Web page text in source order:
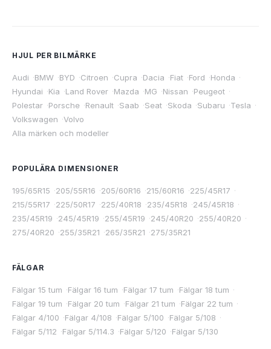
HJUL PER BILMÄRKE
Audi ·BMW ·BYD ·Citroen ·Cupra ·Dacia ·Fiat ·Ford ·Honda ·
Hyundai ·Kia ·Land Rover ·Mazda ·MG ·Nissan ·Peugeot ·
Polestar ·Porsche ·Renault ·Saab ·Seat ·Skoda ·Subaru ·Tesla ·
Volkswagen ·Volvo
Alla märken och modeller
POPULÄRA DIMENSIONER
195/65R15 ·205/55R16 ·205/60R16 ·215/60R16 ·225/45R17 ·
215/55R17 ·225/50R17 ·225/40R18 ·235/45R18 ·245/45R18 ·
235/45R19 ·245/45R19 ·255/45R19 ·245/40R20 ·255/40R20 ·
275/40R20 ·255/35R21 ·265/35R21 ·275/35R21
FÄLGAR
Fälgar 15 tum ·Fälgar 16 tum ·Fälgar 17 tum ·Fälgar 18 tum ·
Fälgar 19 tum ·Fälgar 20 tum ·Fälgar 21 tum ·Fälgar 22 tum ·
Fälgar 4/100 ·Fälgar 4/108 ·Fälgar 5/100 ·Fälgar 5/108 ·
Fälgar 5/112 ·Fälgar 5/114.3 ·Fälgar 5/120 ·Fälgar 5/130